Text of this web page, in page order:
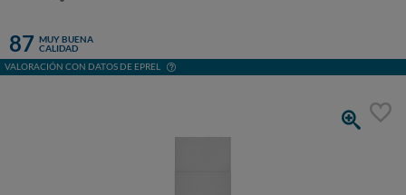
87 MUY BUENA
CALIDAD
VALORACIÓN CON DATOS DE EPREL